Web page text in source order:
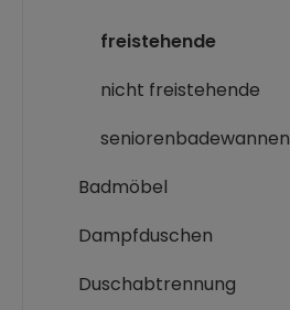
freistehende
nicht freistehende
seniorenbadewannen
Badmöbel
Dampfduschen
Duschabtrennung